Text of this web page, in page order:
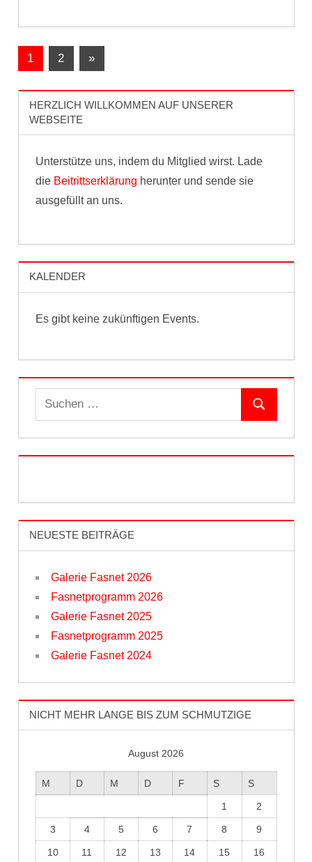
Beitragsnavigation
1 2
Nächste
»
HERZLICH WILLKOMMEN AUF UNSERER
WEBSEITE
Unterstütze uns, indem du Mitglied wirst. Lade
die Beitrittserklärung herunter und sende sie
ausgefüllt an uns.
KALENDER
Es gibt keine zukünftigen Events.
Suchen
Suchen
NEUESTE BEITRÄGE
Galerie Fasnet 2026
Fasnetprogramm 2026
Galerie Fasnet 2025
Fasnetprogramm 2025
Galerie Fasnet 2024
NICHT MEHR LANGE BIS ZUM SCHMUTZIGE
August 2026
M D M D F S S
1 2
3 4 5 6 7 8 9
10 11 12 13 14 15 16